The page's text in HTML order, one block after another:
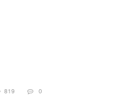
819 0